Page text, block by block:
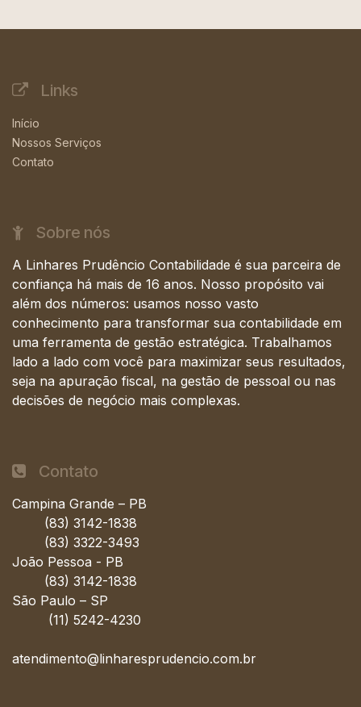
Links
Início
Nossos Serviços
Contato
Sobre nós
A Linhares Prudêncio Contabilidade é sua parceira de
confiança há mais de 16 anos. Nosso propósito vai
além dos números: usamos nosso vasto
conhecimento para transformar sua contabilidade em
uma ferramenta de gestão estratégica. Trabalhamos
lado a lado com você para maximizar seus resultados,
seja na apuração fiscal, na gestão de pessoal ou nas
decisões de negócio mais complexas.
Contato
Campina Grande – PB
(83) 3142-1838
(83) 3322-3493
João Pessoa - PB
(83) 3142-1838
São Paulo – SP
(11) 5242-4230
atendimento@linharesprudencio.com.br